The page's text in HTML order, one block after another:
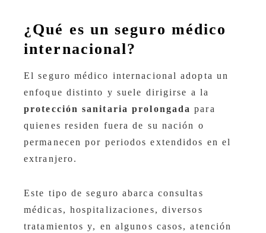
¿Qué es un seguro médico
internacional?
El seguro médico internacional adopta un
enfoque distinto y suele dirigirse a la
protección sanitaria prolongada para
quienes residen fuera de su nación o
permanecen por periodos extendidos en el
extranjero.
Este tipo de seguro abarca consultas
médicas, hospitalizaciones, diversos
tratamientos y, en algunos casos, atención